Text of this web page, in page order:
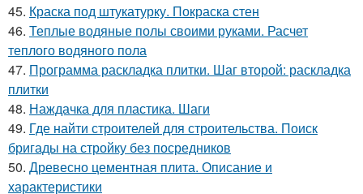
45. Краска под штукатурку. Покраска стен
46. Теплые водяные полы своими руками. Расчет
теплого водяного пола
47. Программа раскладка плитки. Шаг второй: раскладка
плитки
48. Наждачка для пластика. Шаги
49. Где найти строителей для строительства. Поиск
бригады на стройку без посредников
50. Древесно цементная плита. Описание и
характеристики